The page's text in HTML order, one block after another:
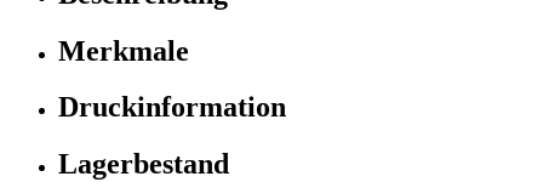
Merkmale
Druckinformation
Lagerbestand